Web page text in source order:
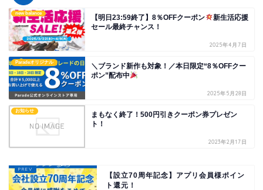
new balance
【明日23:59終了】8％OFFクーポン
新生活応援
セール最終チャンス！
2025年4月7日
Paradeオリジナル
＼ブランド新作も対象！／本日限定“8％OFFクー
ポン”配布中
2025年5月28日
お知らせ
まもなく終了！500円引きクーポン券プレゼン
ト！
2023年2月17日
【設立70周年記念】アプリ会員様ポイン
ト還元！